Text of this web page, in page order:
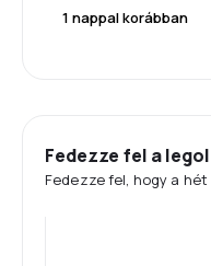
1 nappal korábban
Fedezze fel a
Fedezze fel, hogy a